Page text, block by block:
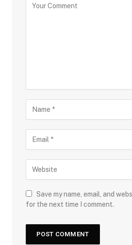
Save my name, email, and
for the next time I comment.